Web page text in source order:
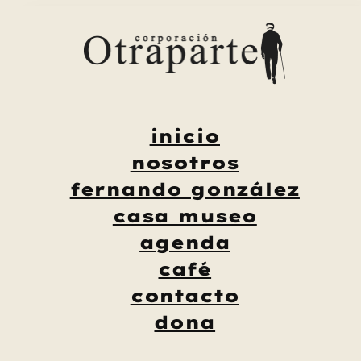
inicio
nosotros
fernando gonzález
casa museo
agenda
café
contacto
dona